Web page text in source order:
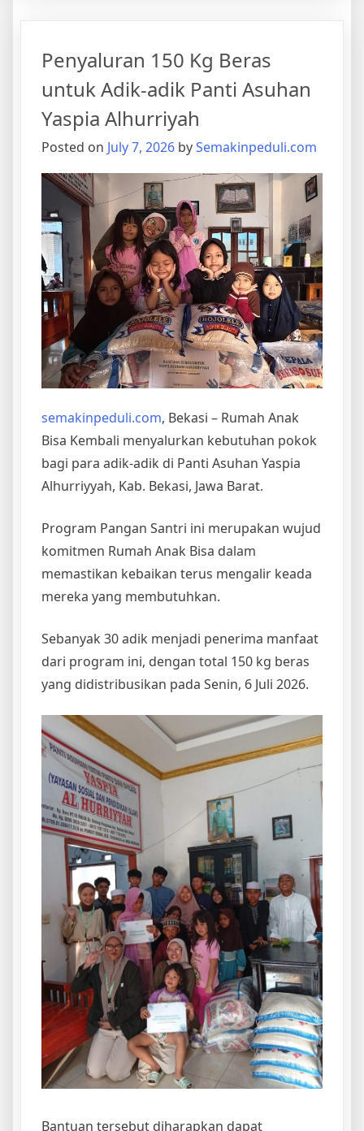
Salurkan
untuk
Musholla
Nurul
Sa’adah
Penyaluran 150 Kg Beras
untuk Adik-adik Panti Asuhan
Yaspia Alhurriyah
Posted on July 7, 2026 bySemakinpeduli.com
semakinpeduli.com, Bekasi – Rumah Anak
Bisa Kembali menyalurkan kebutuhan pokok
bagi para adik-adik di Panti Asuhan Yaspia
Alhurriyyah, Kab. Bekasi, Jawa Barat.
Program Pangan Santri ini merupakan wujud
komitmen Rumah Anak Bisa dalam
memastikan kebaikan terus mengalir keada
mereka yang membutuhkan.
Sebanyak 30 adik menjadi penerima manfaat
dari program ini, dengan total 150 kg beras
yang didistribusikan pada Senin, 6 Juli 2026.
Bantuan tersebut diharapkan dapat